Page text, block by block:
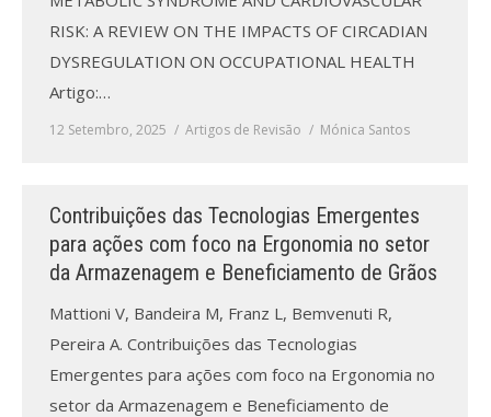
RISK: A REVIEW ON THE IMPACTS OF CIRCADIAN
DYSREGULATION ON OCCUPATIONAL HEALTH
Artigo:…
12 Setembro, 2025 Artigos de Revisão Mónica Santos
Contribuições das Tecnologias Emergentes
para ações com foco na Ergonomia no setor
da Armazenagem e Beneficiamento de Grãos
Mattioni V, Bandeira M, Franz L, Bemvenuti R,
Pereira A. Contribuições das Tecnologias
Emergentes para ações com foco na Ergonomia no
setor da Armazenagem e Beneficiamento de